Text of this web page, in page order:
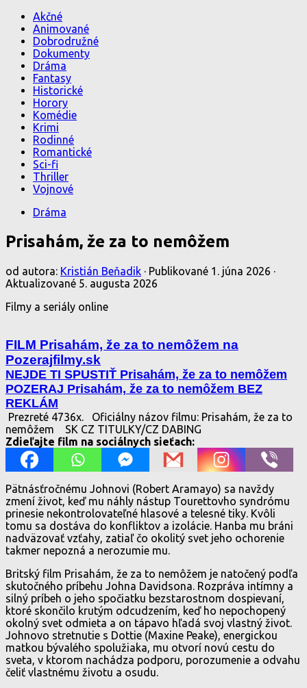
Akčné
Animované
Dobrodružné
Dokumenty
Dráma
Fantasy
Historické
Horory
Komédie
Krimi
Rodinné
Romantické
Sci-fi
Thriller
Vojnové
Dráma
Prisahám, že za to nemôžem
od autora: Kristián Beňadik · Publikované 1. júna 2026 ·
Aktualizované 5. augusta 2026
Filmy a seriály online
FILM Prisahám, že za to nemôžem na
Pozerajfilmy.sk
NEJDE TI SPUSTIŤ Prisahám, že za to nemôžem
POZERAJ Prisahám, že za to nemôžem BEZ
REKLÁM
Prezreté 4736x.
Oficiálny názov filmu: Prisahám, že za to
nemôžem
SK CZ TITULKY/CZ DABING
Zdieľajte film na sociálnych sieťach:
Pätnásťročnému Johnovi (Robert Aramayo) sa navždy
zmení život, keď mu náhly nástup Tourettovho syndrómu
prinesie nekontrolovateľné hlasové a telesné tiky. Kvôli
tomu sa dostáva do konfliktov a izolácie. Hanba mu bráni
nadväzovať vzťahy, zatiaľ čo okolitý svet jeho ochorenie
takmer nepozná a nerozumie mu.
Britský film Prisahám, že za to nemôžem je natočený podľa
skutočného príbehu Johna Davidsona. Rozpráva intímny a
silný príbeh o jeho spočiatku bezstarostnom dospievaní,
ktoré skončilo krutým odcudzením, keď ho nepochopený
okolný svet odmieta a on tápavo hľadá svoj vlastný život.
Johnovo stretnutie s Dottie (Maxine Peake), energickou
matkou bývalého spolužiaka, mu otvorí novú cestu do
sveta, v ktorom nachádza podporu, porozumenie a odvahu
čeliť vlastnému životu a osudu.